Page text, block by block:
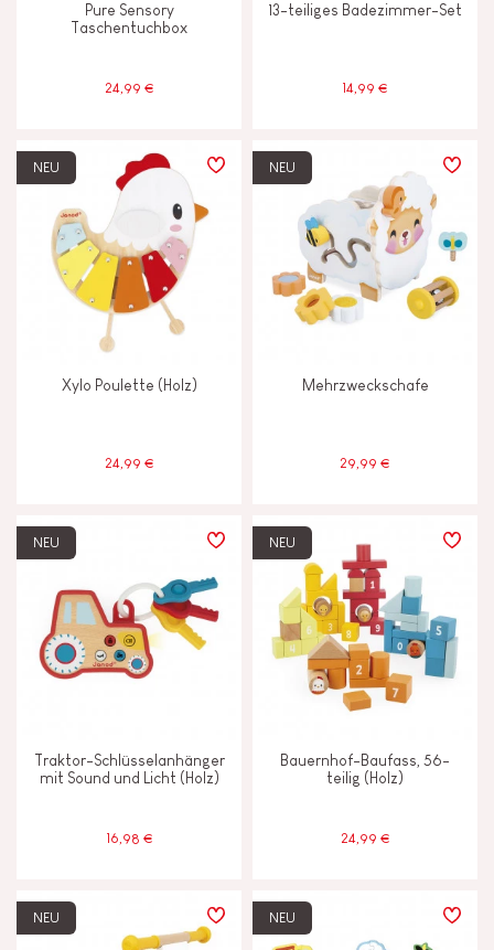
Pure Sensory
Taschentuchbox
24,99 €
13-teiliges Badezimmer-Set
14,99 €
NEU
Xylo Poulette (Holz)
24,99 €
NEU
Mehrzweckschafe
29,99 €
NEU
Traktor-Schlüsselanhänger
mit Sound und Licht (Holz)
16,98 €
NEU
Bauernhof-Baufass, 56-
teilig (Holz)
24,99 €
NEU NEU